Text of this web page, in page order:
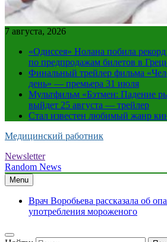
7 августа, 2026
«Одиссея» Нолана побила
по предпродажам билетов в
Финальный трейлер фильма
день» — премьера 31 июля
Мультфильм «Бэтмен: Падение
выйдет 25 августа — трейлер
Стал известен любимый жанр
Медицинский работник
Newsletter
Random News
Menu
Врач Воробьева рассказала об
употребления мороженого